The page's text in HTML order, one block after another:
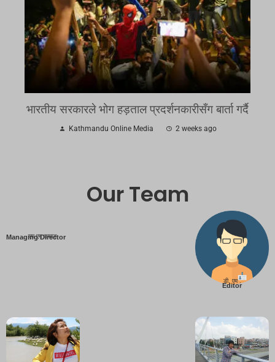
भारतीय सरकारले भोग हड़ताल प्रदर्शनकारीसँग बार्ता गर्दै
Kathmandu Online Media 2 weeks ago
Our Team
Managing Director
एम एम तामाङ
Editor
डी. एम .